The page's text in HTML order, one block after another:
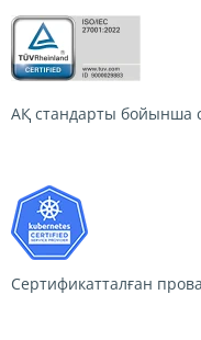
АҚ стандарты бойынша
Сертификатталған